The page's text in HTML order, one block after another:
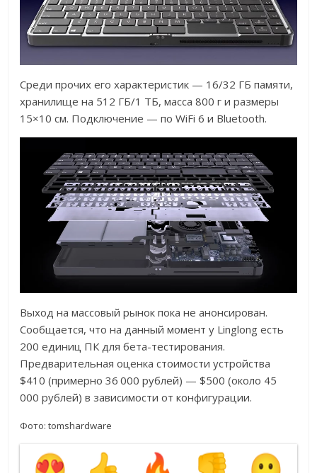
Среди прочих его характеристик — 16/32 ГБ памяти,
хранилище на 512 ГБ/1 ТБ, масса 800 г и размеры
15×10 см. Подключение — по WiFi 6 и Bluetooth.
Выход на массовый рынок пока не анонсирован.
Сообщается, что на данный момент у Linglong есть
200 единиц ПК для бета-тестирования.
Предварительная оценка стоимости устройства
$410 (примерно 36 000 рублей) — $500 (около 45
000 рублей) в зависимости от конфигурации.
Фото: tomshardware